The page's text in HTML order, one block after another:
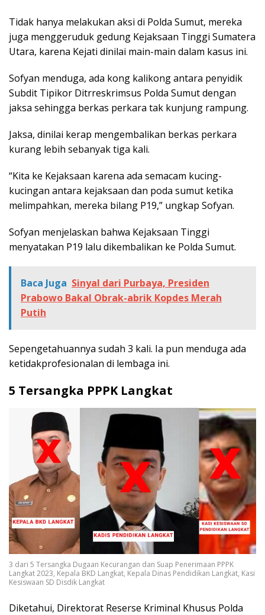
Tidak hanya melakukan aksi di Polda Sumut, mereka
juga menggeruduk gedung Kejaksaan Tinggi Sumatera
Utara, karena Kejati dinilai main-main dalam kasus ini.
Sofyan menduga, ada kong kalikong antara penyidik
Subdit Tipikor Ditrreskrimsus Polda Sumut dengan
jaksa sehingga berkas perkara tak kunjung rampung.
Jaksa, dinilai kerap mengembalikan berkas perkara
kurang lebih sebanyak tiga kali.
“Kita ke Kejaksaan karena ada semacam kucing-
kucingan antara kejaksaan dan poda sumut ketika
melimpahkan, mereka bilang P19,” ungkap Sofyan.
Sofyan menjelaskan bahwa Kejaksaan Tinggi
menyatakan P19 lalu dikembalikan ke Polda Sumut.
Baca Juga Sinyal dari Purbaya, Presiden
Prabowo Bakal Obrak-abrik Kopdes Merah
Putih
Sepengetahuannya sudah 3 kali. Ia pun menduga ada
ketidakprofesionalan di lembaga ini.
5 Tersangka PPPK Langkat
3 dari 5 Tersangka Dugaan Kecurangan dan Suap Penerimaan PPPK
Langkat 2023, Kepala BKD Langkat, Kepala Dinas Pendidikan Langkat, Kasi
Kesiswaan SD Disdik Langkat
Diketahui, Direktorat Reserse Kriminal Khusus Polda